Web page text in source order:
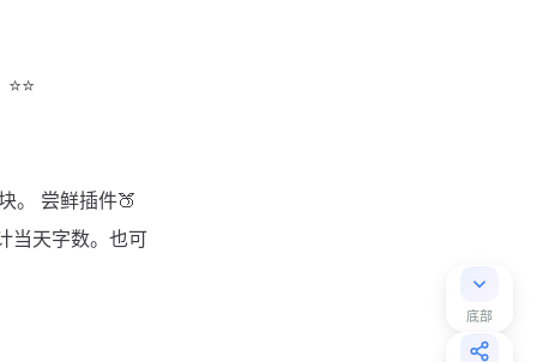
底部
。 尝鲜插件🍑
当天字数。也可